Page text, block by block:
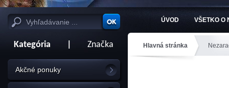
ÚVOD VŠETKO O
Kategória Značka
Akčné ponuky
Hlavná stránka